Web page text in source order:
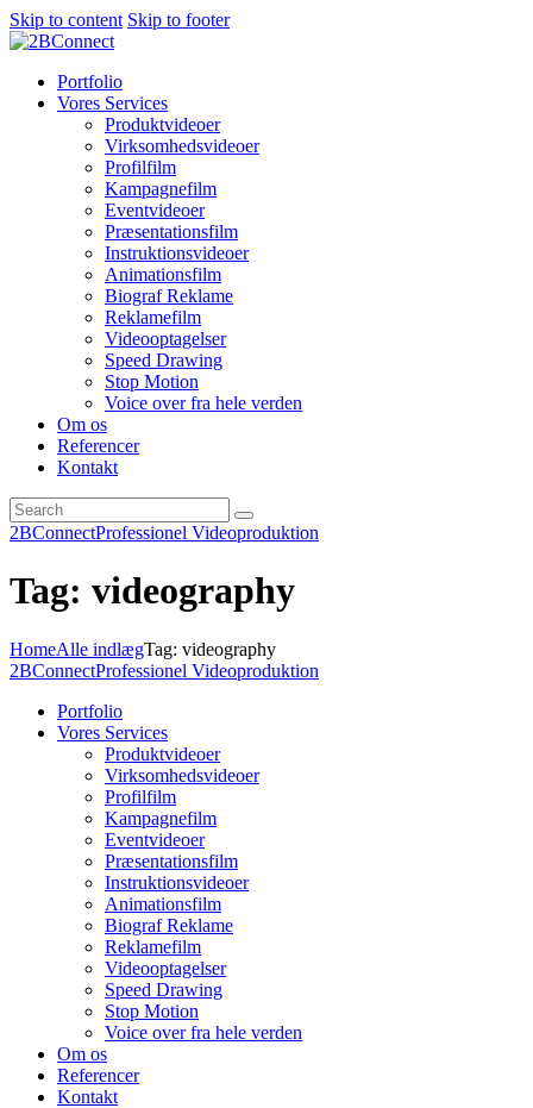
Skip to content Skip to footer
Portfolio
Vores Services
Produktvideoer
Virksomhedsvideoer
Profilfilm
Kampagnefilm
Eventvideoer
Præsentationsfilm
Instruktionsvideoer
Animationsfilm
Biograf Reklame
Reklamefilm
Videooptagelser
Speed Drawing
Stop Motion
Voice over fra hele verden
Om os
Referencer
Kontakt
2BConnectProfessionel Videoproduktion
Tag: videography
HomeAlle indlægTag: videography
2BConnectProfessionel Videoproduktion
Portfolio
Vores Services
Produktvideoer
Virksomhedsvideoer
Profilfilm
Kampagnefilm
Eventvideoer
Præsentationsfilm
Instruktionsvideoer
Animationsfilm
Biograf Reklame
Reklamefilm
Videooptagelser
Speed Drawing
Stop Motion
Voice over fra hele verden
Om os
Referencer
Kontakt